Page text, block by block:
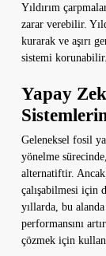
Yıldırım
zarar verebilir.
kurarak ve aşırı
sistemi korunabilir.
Yapay
Geleneksel fosil
yönelme
alternatiftir.
çalışabilmesi için
yıllarda, bu
performansını
çözmek için